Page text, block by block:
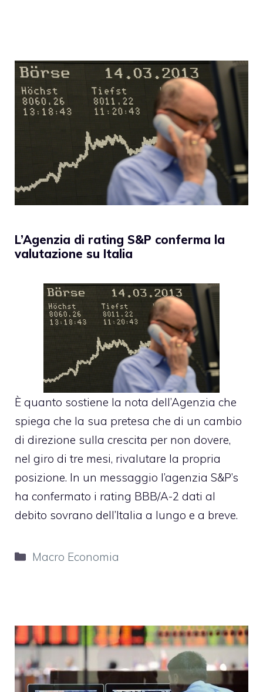
L’Agenzia di rating S&P conferma la
valutazione su Italia
È quanto sostiene la nota dell’Agenzia che
spiega che la sua pretesa che di un cambio
di direzione sulla crescita per non dovere,
nel giro di tre mesi, rivalutare la propria
posizione. In un messaggio l’agenzia S&P’s
ha confermato i rating BBB/A-2 dati al
debito sovrano dell’Italia a lungo e a breve.
Categorie
Macro Economia